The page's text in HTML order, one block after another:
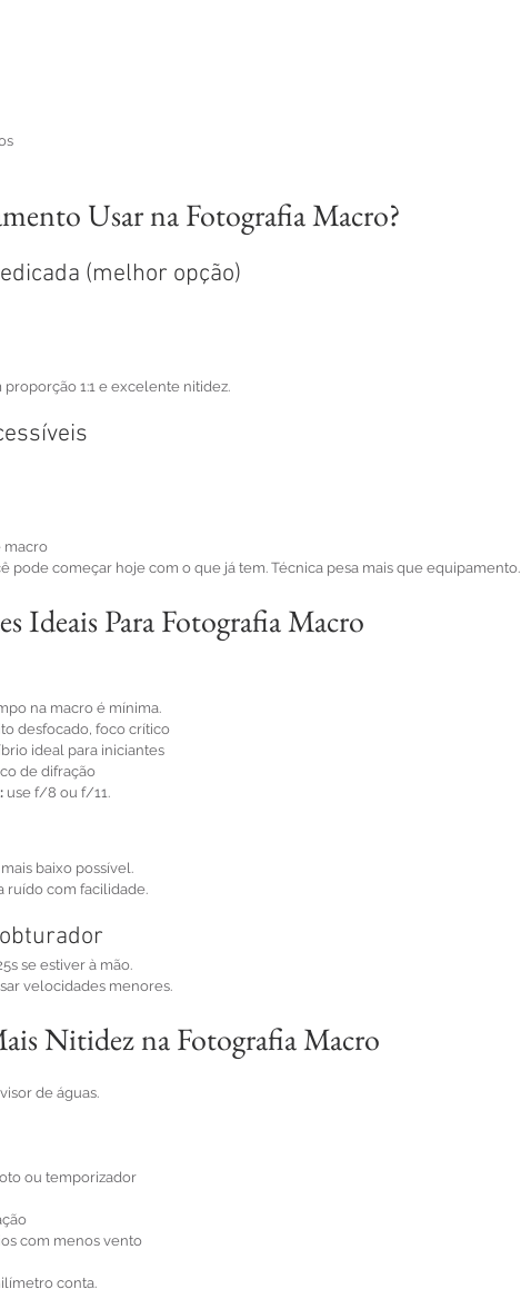
Usar na Fotografia Macro?
(melhor opção)
proporção 1:1 e excelente nitidez.
macro
pode começar hoje com o que já tem. Técnica pesa mais que equipamento.
Ideais Para Fotografia Macro
na macro é mínima.
desfocado, foco crítico
ideal para iniciantes
de difração
use f/8 ou f/11.
baixo possível.
ruído com facilidade.
se estiver à mão.
velocidades menores.
Nitidez na Fotografia Macro
de águas.
ou temporizador
com menos vento
conta.